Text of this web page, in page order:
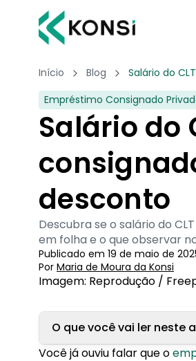
Início Blog
Salário do
Empréstimo Consignado
Salário do
desconto
Descubra se o salário do
em folha e o que observar
Publicado em 19 de maio de
Por Maria de Moura da Konsi
Imagem: Reprodução /
O que você vai ler neste
Você já ouviu falar que o